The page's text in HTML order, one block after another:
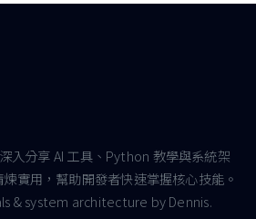
入分享 AI 工具、Python 教學與系統架
實用，幫助開發者快速掌握核心技能。
& system architecture by Dennis.